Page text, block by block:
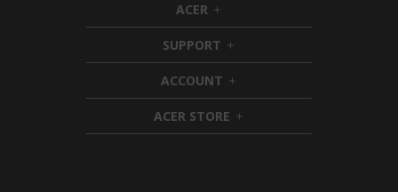
ACER h
i
d
d
e
n
SUPPORT h
i
d
e
n
ACCOUNT h
i
d
d
ACER STORE h
i